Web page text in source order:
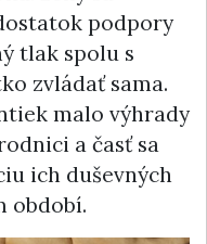
podpory
tlak spolu s
zvládať sama.
malo výhrady
a časť sa
ich duševných
období.